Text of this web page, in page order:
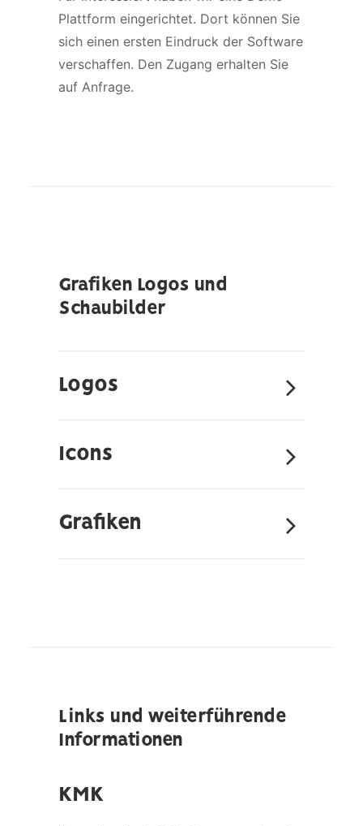
Plattform eingerichtet. Dort können Sie
sich einen ersten Eindruck der Software
verschaffen. Den Zugang erhalten Sie
auf Anfrage.
Grafiken Logos und
Schaubilder
Logos
Icons
Grafiken
Links und weiterführende
Informationen
KMK